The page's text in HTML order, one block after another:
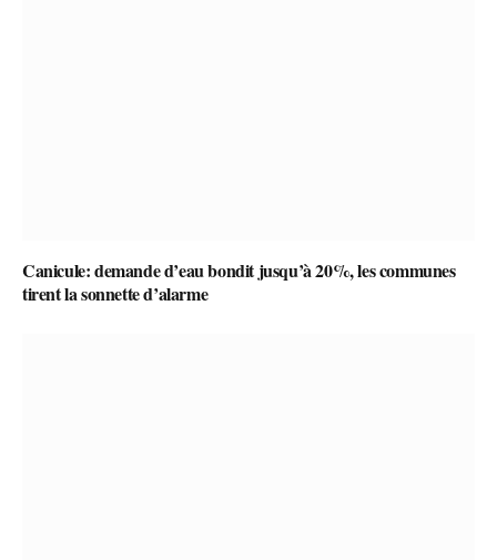
Canicule: demande d’eau bondit jusqu’à 20%, les communes
tirent la sonnette d’alarme